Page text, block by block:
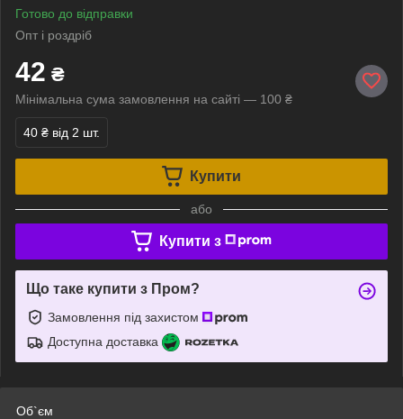
Готово до відправки
Опт і роздріб
42 ₴
Мінімальна сума замовлення на сайті — 100 ₴
40 ₴ від 2 шт.
Купити
або
Купити з
Що таке купити з Пром?
Замовлення під захистом
Доступна доставка
Об`єм